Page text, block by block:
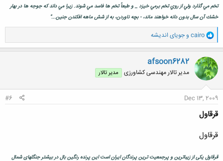
تخم مي گذارد ولي از روي تخم برمي خيزد _ و طبعاً تخم ها فاسد مي شوند. زيرا مي داند كه جوجه ها در بهار
خشك آن سال بدون دانه خواهند ماند، - بچه ناوردن، به از شش ماهه افكندن جنين..."
و
ا
ک
ن
ش
ه
ا
cairo و جویای اندیشه
afsoon6282
مدیر تالار مهندسی كشاورزی مدیر تالار
Dec 13, 2009
#6
قرقاول
قرقاول
قرقاول یکی از زیباترین و پرجمعیت ترین پرندگان ایران است این پرنده رنگین بال در بیشتر جنگلهای شمال